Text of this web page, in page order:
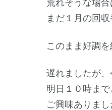
まだ１月の回
このまま好調を
遅れましたが、
明日１０時まで
ご興味ありまし